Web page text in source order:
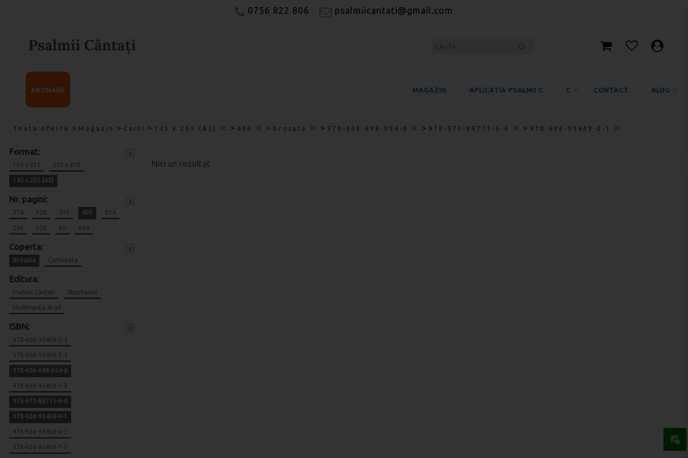
0756 822 806 psalmiicantati@gmail.com
MAGAZIN APLICATIA PSALMII C C CONTACT BLOG
ABONARE
Toata oferta > Magazin > Carti > 145 x 205 (A5) > 400 > Brosata > 978-606-698-054-8 > 978-973-88771-6-0 > 978-606-95469-0-1
Format:
165 x 235 210 x 210
145 x 205 (A5)
Nr. pagini:
274 120 270 400 334
256 120 80 664
Coperta:
Brosata Cartonata
Editura:
Psalmii Cantati Stephanus
Multimedia Arad
ISBN:
978-606-95469-2-5
978-606-95469-3-2
978-606-698-054-8
978-606-95469-1-8
978-973-88771-6-0
978-606-95469-0-1
978-606-95469-6-3
978-606-95469-7-0
Nici un rezultat